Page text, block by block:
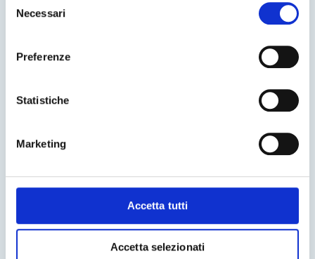
delNecessari
Preferenze
Statistiche
Marketing
Accetta tutti
Accetta selezionati
Tipologia di servizio
Luogo di parten
Ora di partenza
Luogo di arrivo Data di arrivo Ora di arrivo
Messaggio